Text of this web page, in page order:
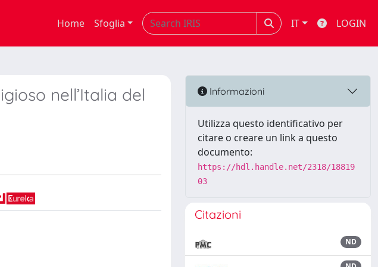
Home Sfoglia IT LOGIN
nell’Italia del
Informazioni
Utilizza questo identificativo per
citare o creare un link a questo
documento:
https://hdl.handle.net/2318/18819
03
Citazioni
ND